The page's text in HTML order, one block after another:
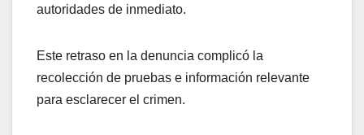
autoridades de inmediato.
Este retraso en la denuncia complicó la
recolección de pruebas e información relevante
para esclarecer el crimen.